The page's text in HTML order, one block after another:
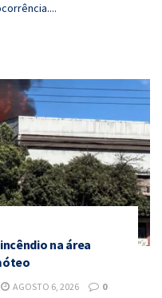
na área
AGOSTO 6, 2026 0